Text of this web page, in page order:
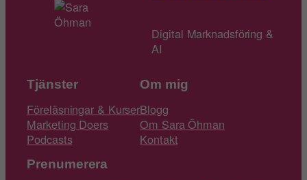
Digital Marknadsföring &
AI
Tjänster
Föreläsningar & Kurser
Marketing Doers
Podcasts
Om mig
Blogg
Om Sara Öhman
Kontakt
Prenumerera